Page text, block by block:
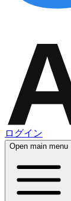
ログイン
Open main menu